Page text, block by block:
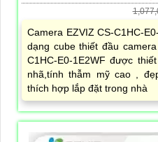
Camera EZVIZ CS-C1HC-
dạng cube thiết đầu
C1HC-E0-1E2WF được
nhã,tính thẫm mỹ cao ,
thích hợp lắp đặt trong nhà